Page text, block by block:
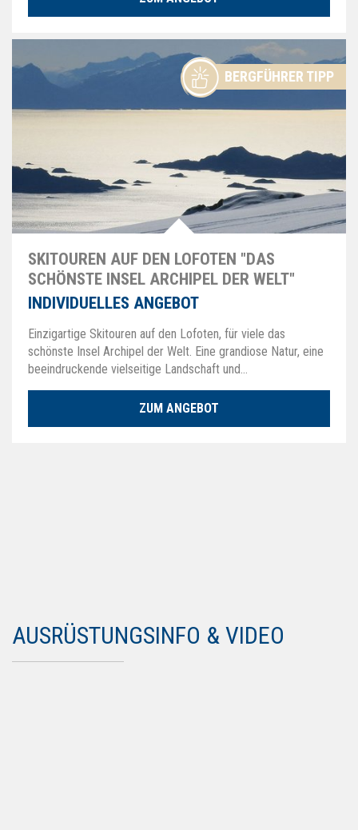
BERGFÜHRER TIPP
SKITOUREN AUF DEN LOFOTEN "DAS
SCHÖNSTE INSEL ARCHIPEL DER WELT"
INDIVIDUELLES ANGEBOT
Einzigartige Skitouren auf den Lofoten, für viele das
schönste Insel Archipel der Welt. Eine grandiose Natur, eine
beeindruckende vielseitige Landschaft und…
ZUM ANGEBOT
AUSRÜSTUNGSINFO & VIDEO